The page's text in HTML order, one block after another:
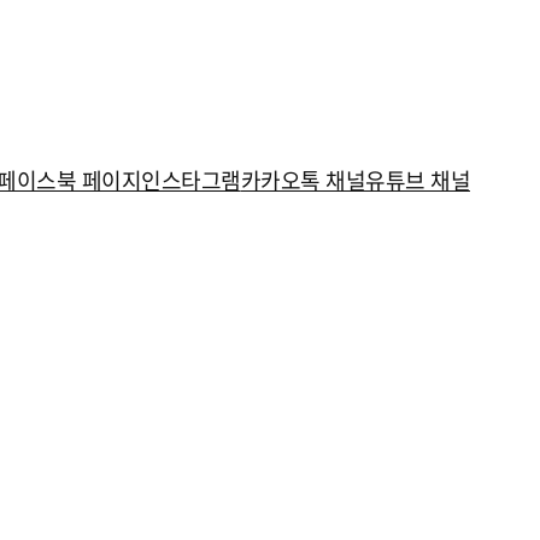
이스북 페이지 인스타그램카카오톡 채널유튜브 채널